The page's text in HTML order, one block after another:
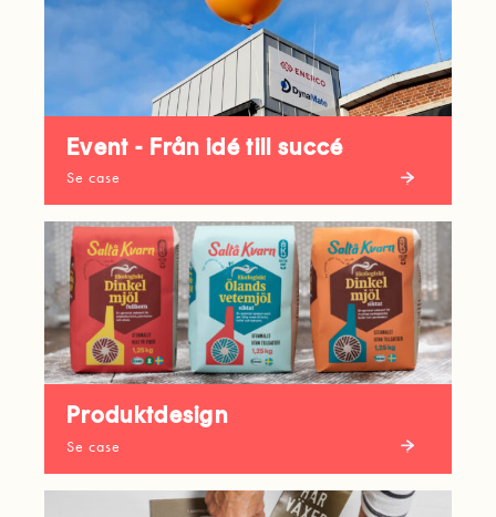
Event - Från idé till succé
Se case
Produktdesign
Se case